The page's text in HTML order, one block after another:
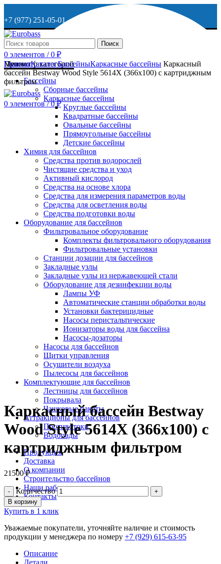
+7 (977) 251-05-01
+7 (929) 615-63-95
МО, г. Дмитров, ул. Веретенникова, д. 9
ОСТАВИТЬ ЗАЯВКУ
+7 (977) 251-05-01
Поиск
0 элементов / 0 ₽
Меню
0 элементов / 0₽
Просмотр категорий
Бассейны
Сборные бассейны
Каркасные бассейны
Круглые бассейны
Квадратные бассейны
Овальные бассейны
Прямоугольные бассейны
Детские бассейны
Химия для бассейнов
Средства против водорослей
Чистящие средства и уход
Активный кислород
Средства на основе хлора
Средства для измерения параметров воды
Средства для осветления воды
Средства подготовки воды
Оборудование для бассейнов
Фильтровальное оборудование
Комплекты фильтровального оборудования
Фильтровальные установки
Станции дозации для бассейнов
Закладные узлы
Закладные узлы из нержавеющей стали
Оборудование для дезинфекции воды
Лампы УФ
Автоматические станции обработки воды
Установки бактерицидные
Насосы перистальтические
Ионизаторы воды для бассейна
Насосы-дозаторы
Насосы для бассейнов
Щитки управления
Осушители воздуха
Пылесосы для бассейнов
Комплектующие для бассейнов
Лестницы для бассейнов
Покрывала
Чашковые пакеты
Аттракционы для бассейнов
Противотоки
Водопады
Продукция
Доставка
О компании
Строительство бассейнов
Наши работы
Контакты
ГлавнаяКаталогБассейныКаркасные бассейны Каркасный
бассейн Bestway Wood Style 5614X (366х100) с картриджным
фильтром
Каркасный бассейн Bestway
Wood Style 5614X (366х100) с
картриджным фильтром
21500₽
Количество
В корзину
Купить в 1 клик
Уважаемые покупатели, уточняйте наличие и стоимость
продукции у менеджера по номеру +7 (929) 615-63-95
Описание
Детали